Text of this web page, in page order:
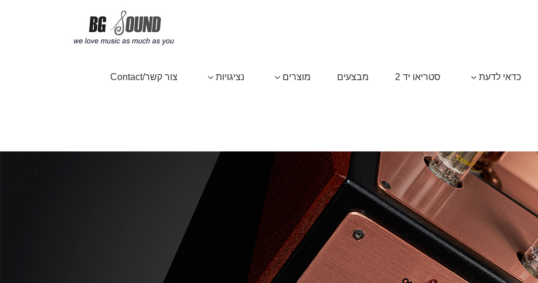
כדאי לדעת סטריאו יד 2 מבצעים מוצרים נציגויות צור קשר/Contact